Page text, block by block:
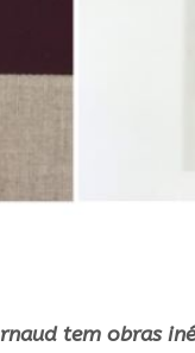
tem obras